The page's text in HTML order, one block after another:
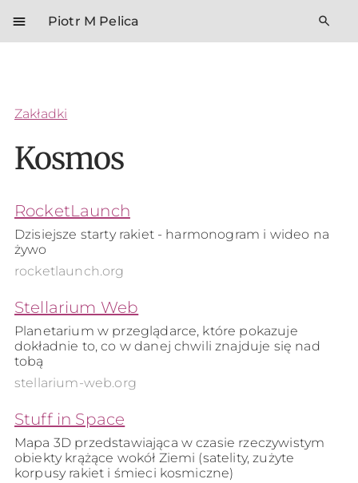
menu Piotr M Pelica search
Zakładki
Kosmos
RocketLaunch
Dzisiejsze starty rakiet - harmonogram i wideo na
żywo
rocketlaunch.org
Stellarium Web
Planetarium w przeglądarce, które pokazuje
dokładnie to, co w danej chwili znajduje się nad
tobą
stellarium-web.org
Stuff in Space
Mapa 3D przedstawiająca w czasie rzeczywistym
obiekty krążące wokół Ziemi (satelity, zużyte
korpusy rakiet i śmieci kosmiczne)